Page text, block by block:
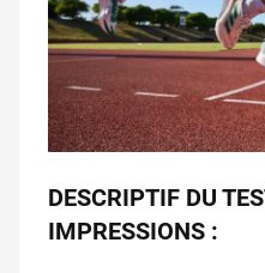
DESCRIPTIF DU
IMPRESSIONS :